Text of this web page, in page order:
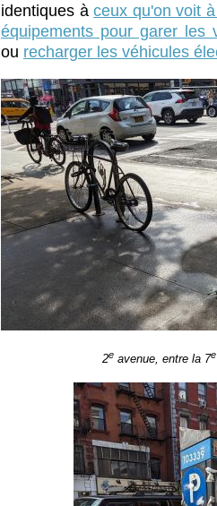
identiques àceux qu'on voit
équipements pour garer les
ou recharger les véhicules
2eavenue, entre la 7e